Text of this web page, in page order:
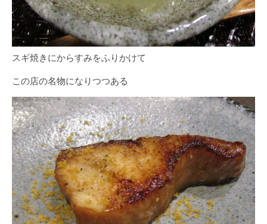
スギ焼きにからすみをふりかけて
この店の名物になりつつある